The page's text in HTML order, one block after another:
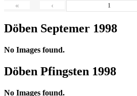
« ‹
Döben Septemer 1998
No Images found.
Döben Pfingsten 1998
No Images found.